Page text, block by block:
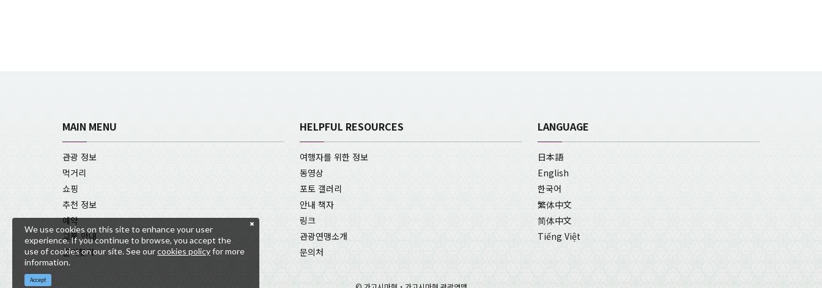
MAIN MENU
관광 정보
먹거리
쇼핑
추천 정보
예약
교통 안내
즐겨찾기
HELPFUL RESOURCES
여행자를 위한 정보
동영상
포토 갤러리
안내 책자
링크
관광연맹소개
문의처
LANGUAGE
日本語
English
한국어
繁体中文
简体中文
Tiếng Việt
We use cookies on this site to enhance your user
experience. If you continue to browse, you accept the
use of cookies on our site. See ourcookies policyfor more
information.
Accept